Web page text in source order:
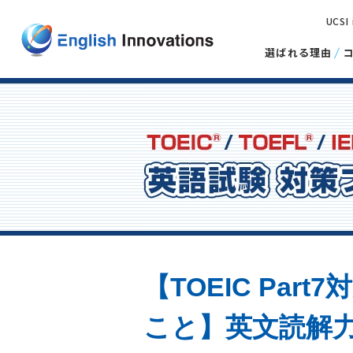
選ばれる理由
【TOEIC Part7
こと】英文読解